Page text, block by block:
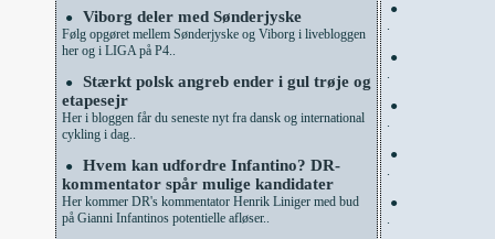
● Viborg deler med Sønderjyske
Følg opgøret mellem Sønderjyske og Viborg i livebloggen
her og i LIGA på P4..
● Stærkt polsk angreb ender i gul trøje og
etapesejr
Her i bloggen får du seneste nyt fra dansk og international
cykling i dag..
● Hvem kan udfordre Infantino? DR-
kommentator spår mulige kandidater
Her kommer DR's kommentator Henrik Liniger med bud
på Gianni Infantinos potentielle afløser..
●
.
●
.
●
.
●
.
●
.